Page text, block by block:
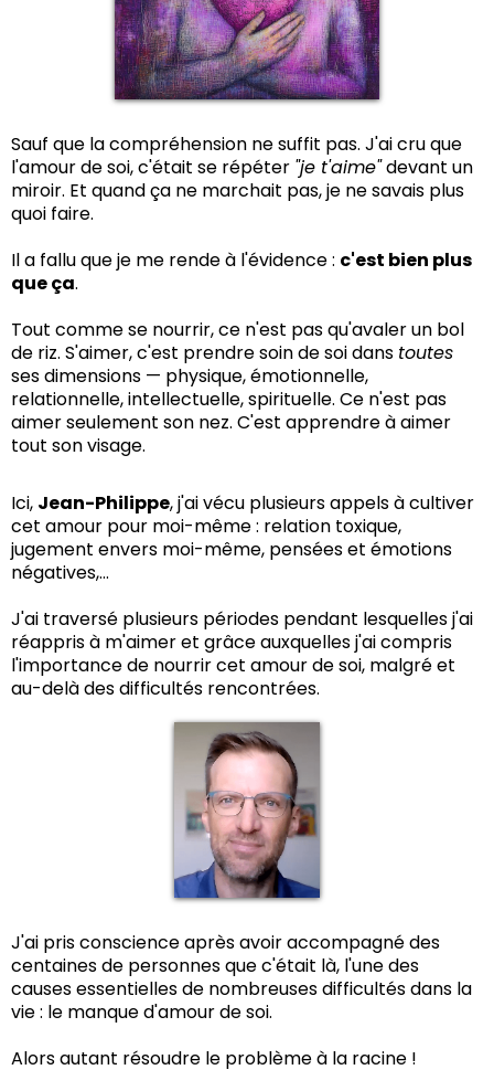
Sauf que la compréhension ne suffit pas. J'ai cru que
l'amour de soi, c'était se répéter "je t'aime"devant un
miroir. Et quand ça ne marchait pas, je ne savais plus
quoi faire.
Il a fallu que je me rende à l'évidence : c'est bien plus
que ça.
Tout comme se nourrir, ce n'est pas qu'avaler un bol
de riz. S'aimer, c'est prendre soin de soi dans toutes
ses dimensions — physique, émotionnelle,
relationnelle, intellectuelle, spirituelle. Ce n'est pas
aimer seulement son nez. C'est apprendre à aimer
tout son visage.
Ici, Jean-Philippe, j'ai vécu plusieurs appels à cultiver
cet amour pour moi-même : relation toxique,
jugement envers moi-même, pensées et émotions
négatives,...
J'ai traversé plusieurs périodes pendant lesquelles j'ai
réappris à m'aimer et grâce auxquelles j'ai compris
l'importance de nourrir cet amour de soi, malgré et
au-delà des difficultés rencontrées.
J'ai pris conscience après avoir accompagné des
centaines de personnes que c'était là, l'une des
causes essentielles de nombreuses difficultés dans la
vie : le manque d'amour de soi.
Alors autant résoudre le problème à la racine !